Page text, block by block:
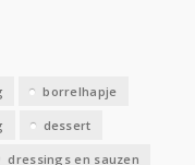
borrelhapje
dessert
dressings en sauzen